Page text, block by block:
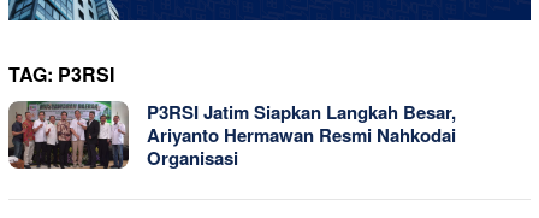
TAG: P3RSI
P3RSI Jatim Siapkan Langkah Besar,
Ariyanto Hermawan Resmi Nahkodai
Organisasi